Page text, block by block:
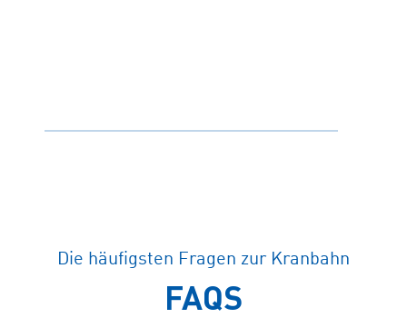
Die häufigsten Fragen zur Kranbahn
FAQS